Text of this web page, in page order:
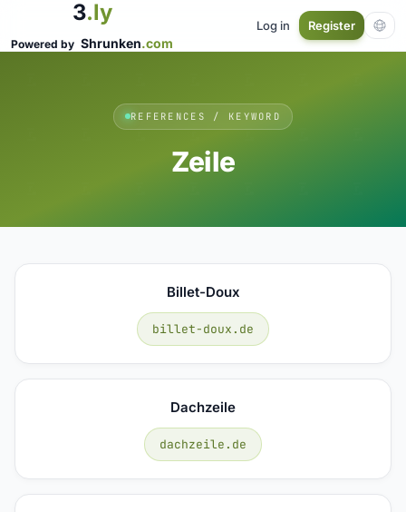
3.ly
Powered by Shrunken.com
Log in Register
REFERENCES / KEYWORD
Zeile
Billet-Doux
billet-doux.de
Dachzeile
dachzeile.de